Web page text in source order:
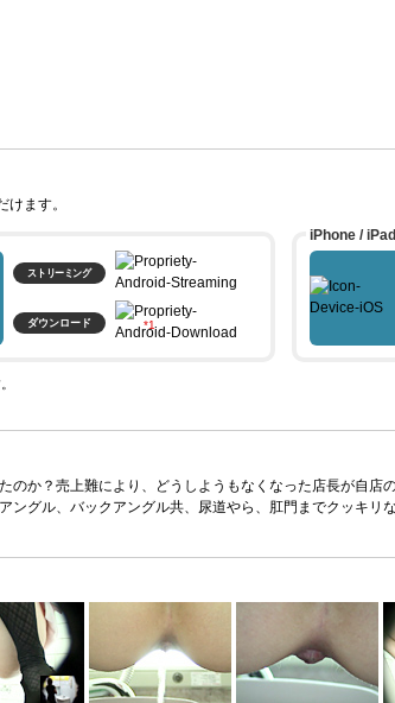
ます。
ストリーミング
ダウンロード
iPhone / iPad
か？売上難により、どうしようもなくなった店長が自店
グル、バックアングル共、尿道やら、肛門までクッキリ